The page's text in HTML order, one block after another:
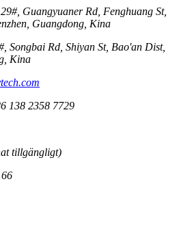
Guangyuaner Rd, Fenghuang St,
Guangdong, Kina
Songbai Rd, Shiyan St, Bao'an Dist,
Kina
138 2358 7729
tillgängligt)